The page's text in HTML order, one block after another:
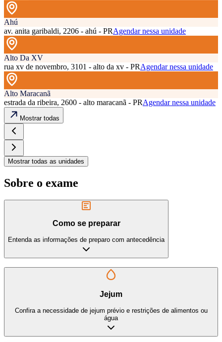
Ahú
av. anita garibaldi, 2206 - ahú - PRAgendar nessa unidade
Alto Da XV
rua xv de novembro, 3101 - alto da xv - PRAgendar nessa unidade
Alto Maracanã
estrada da ribeira, 2600 - alto maracanã - PRAgendar nessa unidade
Mostrar todas
Mostrar todas as unidades
Sobre o exame
Como se preparar
Entenda as informações de preparo com antecedência
Jejum
Confira a necessidade de jejum prévio e restrições de alimentos ou
água